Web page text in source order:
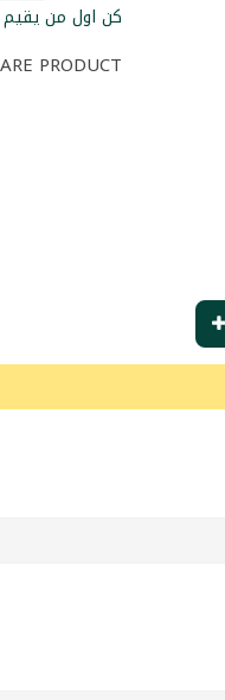
كن اول من يقيم
PRODUCT